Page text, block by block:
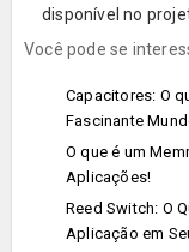
disponível no
Você pode se
Capacitores: O
Fascinante
O que é um
Aplicações!
Reed Switch: O
Aplicação em